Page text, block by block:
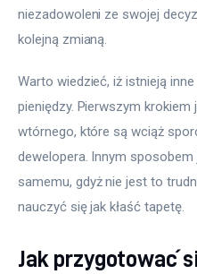
niezadowoleni ze swojej
kolejną zmianą.
Warto wiedzieć, iż istnieją
pieniędzy. Pierwszym
wtórnego, które są wciąż
dewelopera. Innym
samemu, gdyż nie jest to
nauczyć się jak kłaść tapetę.
Jak przygotować